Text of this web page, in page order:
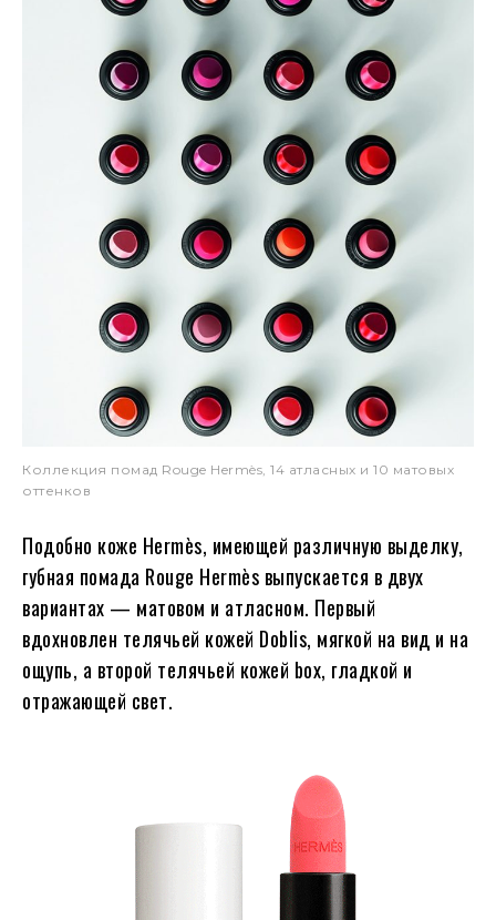
Коллекция помад Rouge Hermès, 14 атласных и 10 матовых
оттенков
Подобно коже Hermès, имеющей различную выделку,
губная помада Rouge Hermès выпускается в двух
вариантах — матовом и атласном. Первый
вдохновлен телячьей кожей Doblis, мягкой на вид и на
ощупь, а второй телячьей кожей box, гладкой и
отражающей свет.